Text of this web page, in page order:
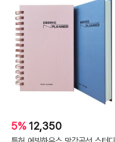
5% 12,350